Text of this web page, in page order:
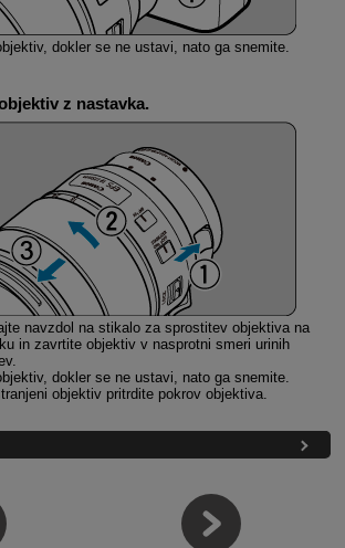
dokler se ne ustavi, nato ga snemite.
z nastavka.
navzdol na stikalo za sprostitev objektiva na
in zavrtite objektiv v nasprotni smeri urinih
dokler se ne ustavi, nato ga snemite.
objektiv pritrdite pokrov objektiva.